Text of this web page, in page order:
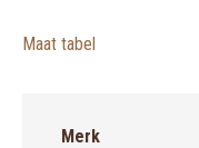
Maat tabel
Merk